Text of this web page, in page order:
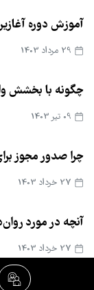
آموزش دوره
چگونه با بخشش
چرا صدور مجوز
آنچه در مورد